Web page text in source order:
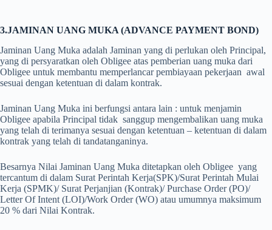
3.JAMINAN UANG MUKA (ADVANCE PAYMENT BOND)
Jaminan Uang Muka adalah Jaminan yang di perlukan oleh Principal,
yang di persyaratkan oleh Obligee atas pemberian uang muka dari
Obligee untuk membantu memperlancar pembiayaan pekerjaan awal
sesuai dengan ketentuan di dalam kontrak.
Jaminan Uang Muka ini berfungsi antara lain : untuk menjamin
Obligee apabila Principal tidak sanggup mengembalikan uang muka
yang telah di terimanya sesuai dengan ketentuan – ketentuan di dalam
kontrak yang telah di tandatanganinya.
Besarnya Nilai Jaminan Uang Muka ditetapkan oleh Obligee yang
tercantum di dalam Surat Perintah Kerja(SPK)/Surat Perintah Mulai
Kerja (SPMK)/ Surat Perjanjian (Kontrak)/ Purchase Order (PO)/
Letter Of Intent (LOI)/Work Order (WO) atau umumnya maksimum
20 % dari Nilai Kontrak.